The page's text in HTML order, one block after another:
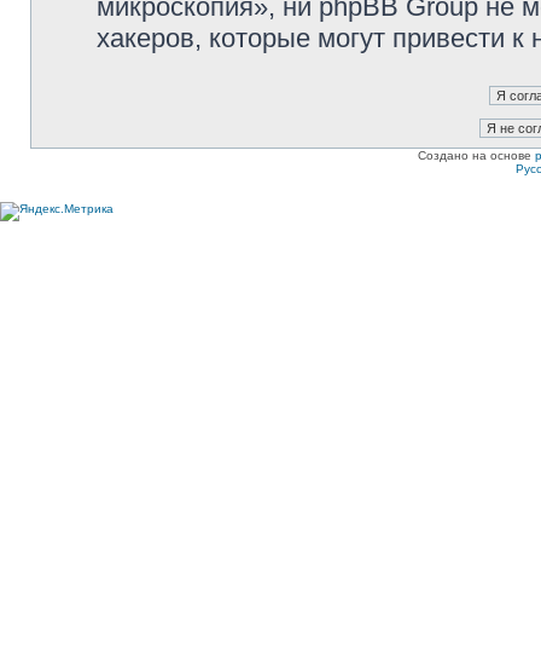
микроскопия», ни phpBB Group не
хакеров, которые могут привести
Создано на основе